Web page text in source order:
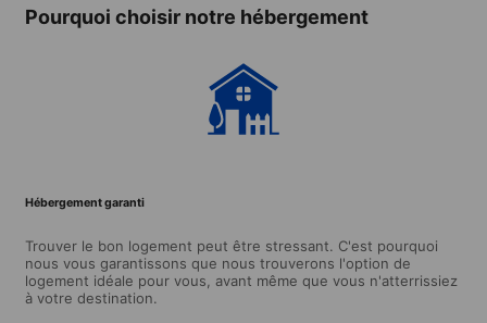
Pourquoi choisir notre hébergement
Hébergement garanti
Trouver le bon logement peut être stressant. C'est pourquoi
nous vous garantissons que nous trouverons l'option de
logement idéale pour vous, avant même que vous n'atterrissiez
à votre destination.